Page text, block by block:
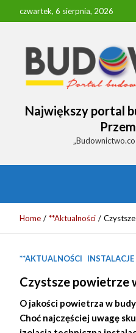
czwartek, 6 sierpnia, 2026
Największy portal
Home **Aktualności
**AKTUALNOŚCI
Czystsze powietrze
O jakości powietrza w
Choć najczęściej uwagę